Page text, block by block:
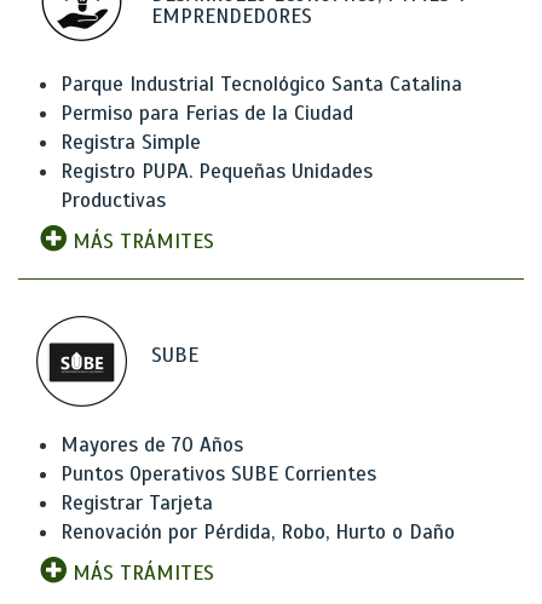
EMPRENDEDORES
Parque Industrial Tecnológico Santa Catalina
Permiso para Ferias de la Ciudad
Registra Simple
Registro PUPA. Pequeñas Unidades
Productivas
MÁS TRÁMITES
SUBE
Mayores de 70 Años
Puntos Operativos SUBE Corrientes
Registrar Tarjeta
Renovación por Pérdida, Robo, Hurto o Daño
MÁS TRÁMITES